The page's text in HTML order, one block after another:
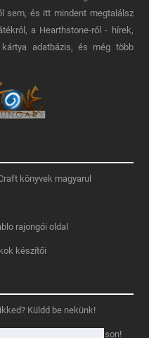
sem, és itt mindent megtalálsz
a Hearthstone-ról - hírek,
adatbázis, és még több
könyvek magyarul
rajongói oldal
készítői
Küldd be nekünk!
hogy fennmaradhasson!